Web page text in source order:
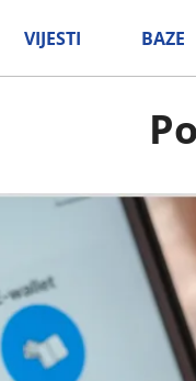
VIJESTI BAZE